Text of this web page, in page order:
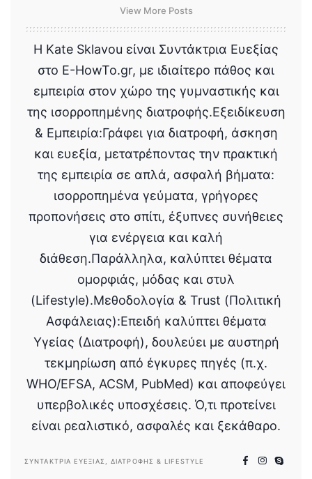
View More Posts
Η Kate Sklavou είναι Συντάκτρια Ευεξίας
στο E-HowTo.gr, με ιδιαίτερο πάθος και
εμπειρία στον χώρο της γυμναστικής και
της ισορροπημένης διατροφής.Εξειδίκευση
& Εμπειρία:Γράφει για διατροφή, άσκηση
και ευεξία, μετατρέποντας την πρακτική
της εμπειρία σε απλά, ασφαλή βήματα:
ισορροπημένα γεύματα, γρήγορες
προπονήσεις στο σπίτι, έξυπνες συνήθειες
για ενέργεια και καλή
διάθεση.Παράλληλα, καλύπτει θέματα
ομορφιάς, μόδας και στυλ
(Lifestyle).Μεθοδολογία & Trust (Πολιτική
Ασφάλειας):Επειδή καλύπτει θέματα
Υγείας (Διατροφή), δουλεύει με αυστηρή
τεκμηρίωση από έγκυρες πηγές (π.χ.
WHO/EFSA, ACSM, PubMed) και αποφεύγει
υπερβολικές υποσχέσεις. Ό,τι προτείνει
είναι ρεαλιστικό, ασφαλές και ξεκάθαρο.
ΣΥΝΤΆΚΤΡΙΑ ΕΥΕΞΊΑΣ, ΔΙΑΤΡΟΦΉΣ & LIFESTYLE